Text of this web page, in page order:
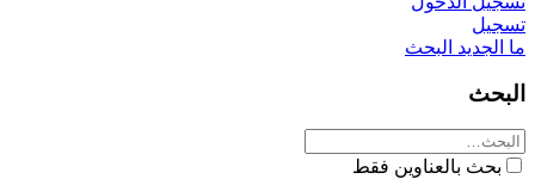
تسجيل
ما الجديد البحث
البحث
بحث بالعناوين فقط